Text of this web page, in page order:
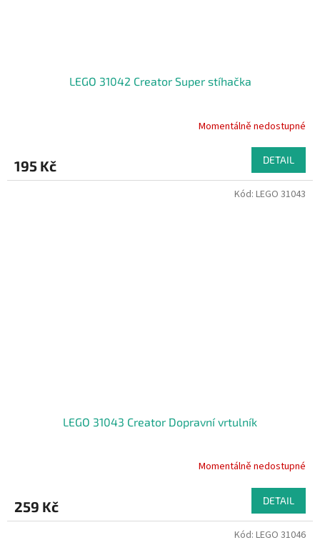
LEGO 31042 Creator Super stíhačka
Momentálně nedostupné
195 Kč DETAIL
LEGO 31043 Creator Dopravní vrtulník
Momentálně nedostupné
259 Kč DETAIL
Kód: LEGO 31043
Kód: LEGO 31046